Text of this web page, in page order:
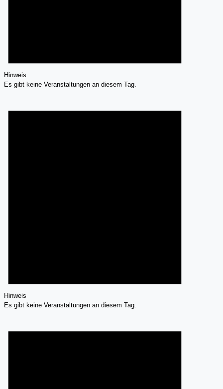
Hinweis
Es gibt keine Veranstaltungen an diesem Tag.
Hinweis
Es gibt keine Veranstaltungen an diesem Tag.